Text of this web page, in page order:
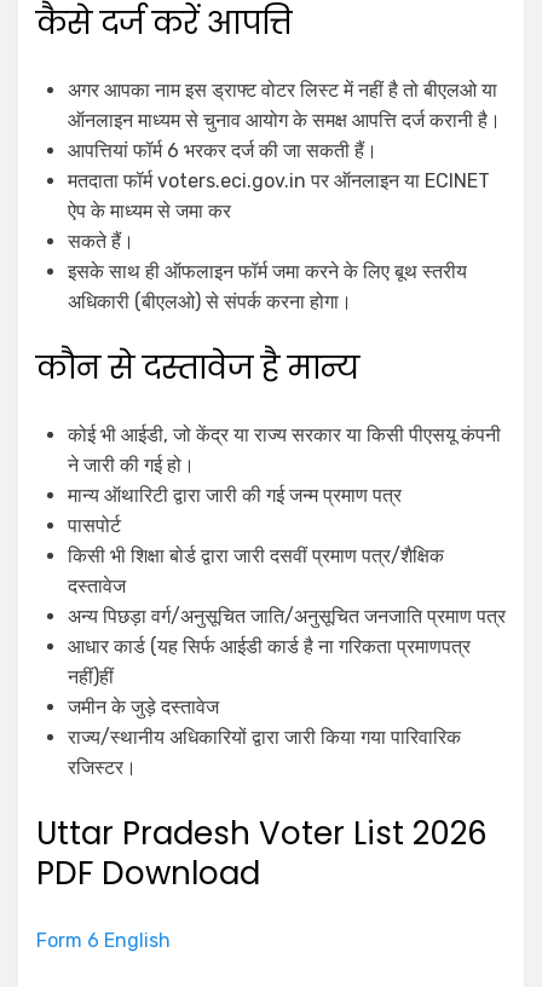
कैसे दर्ज करें आपत्ति
अगर आपका नाम इस ड्राफ्ट वोटर लिस्ट में नहीं है तो बीएलओ या
ऑनलाइन माध्यम से चुनाव आयोग के समक्ष आपत्ति दर्ज करानी है।
आपत्तियां फॉर्म 6 भरकर दर्ज की जा सकती हैं।
मतदाता फॉर्म voters.eci.gov.in पर ऑनलाइन या ECINET
ऐप के माध्यम से जमा कर
सकते हैं।
इसके साथ ही ऑफलाइन फॉर्म जमा करने के लिए बूथ स्तरीय
अधिकारी (बीएलओ) से संपर्क करना होगा।
कौन से दस्तावेज है मान्य
कोई भी आईडी, जो केंद्र या राज्य सरकार या किसी पीएसयू कंपनी
ने जारी की गई हो।
मान्य ऑथारिटी द्वारा जारी की गई जन्म प्रमाण पत्र
पासपोर्ट
किसी भी शिक्षा बोर्ड द्वारा जारी दसवीं प्रमाण पत्र/शैक्षिक
दस्तावेज
अन्य पिछड़ा वर्ग/अनुसूचित जाति/अनुसूचित जनजाति प्रमाण पत्र
आधार कार्ड (यह सिर्फ आईडी कार्ड है ना गरिकता प्रमाणपत्र
नहीं)हीं
जमीन के जुड़े दस्तावेज
राज्य/स्थानीय अधिकारियों द्वारा जारी किया गया पारिवारिक
रजिस्टर।
Uttar Pradesh Voter List 2026
PDF Download
Form 6 English